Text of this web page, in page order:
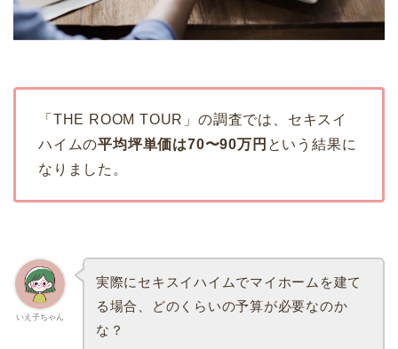
「THE ROOM TOUR」の調査では、セキスイ
ハイムの平均坪単価は70〜90万円 という結果に
なりました。
いえ子ちゃん
実際にセキスイハイムでマイホームを建て
る場合、どのくらいの予算が必要なのか
な？